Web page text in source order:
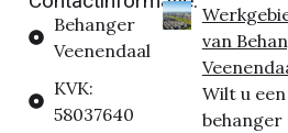
Behanger
Veenendaal
KVK:
58037640
van
Wilt u een
behanger